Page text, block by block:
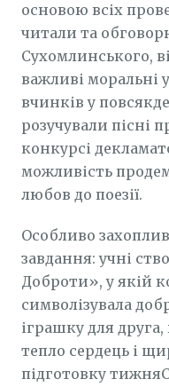
основою всіх
читали та
Сухомлинського,
важливі моральні
вчинків у
розучували пісні
конкурсі
можливість
любов до поезії.
Особливо
завдання: учні
Доброти», у якій
символізувала
іграшку для
тепло сердець і
підготовку